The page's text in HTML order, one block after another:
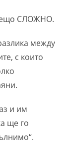
СЛОЖНО.
между
с които
и им
ще го